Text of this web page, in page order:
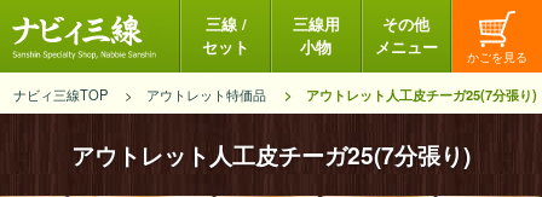
三線 /
セット
三線用
小物
その他
メニュー
ナビィ三線TOP アウトレット特価品 アウトレット人工皮チーガ25(7分張り)
アウトレット人工皮チーガ25(7分張り)